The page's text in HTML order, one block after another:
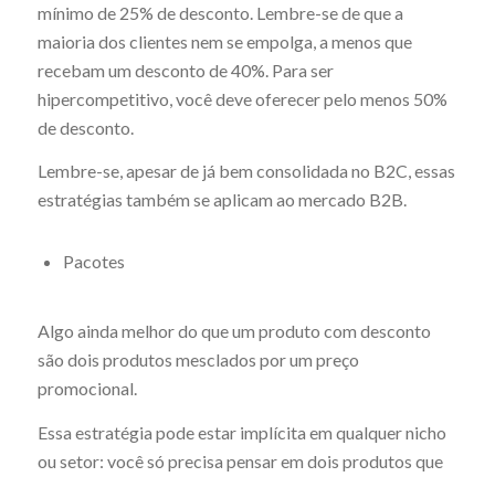
mínimo de 25% de desconto. Lembre-se de que a
maioria dos clientes nem se empolga, a menos que
recebam um desconto de 40%. Para ser
hipercompetitivo, você deve oferecer pelo menos 50%
de desconto.
Lembre-se, apesar de já bem consolidada no B2C, essas
estratégias também se aplicam ao mercado B2B.
Pacotes
Algo ainda melhor do que um produto com desconto
são dois produtos mesclados por um preço
promocional.
Essa estratégia pode estar implícita em qualquer nicho
ou setor: você só precisa pensar em dois produtos que